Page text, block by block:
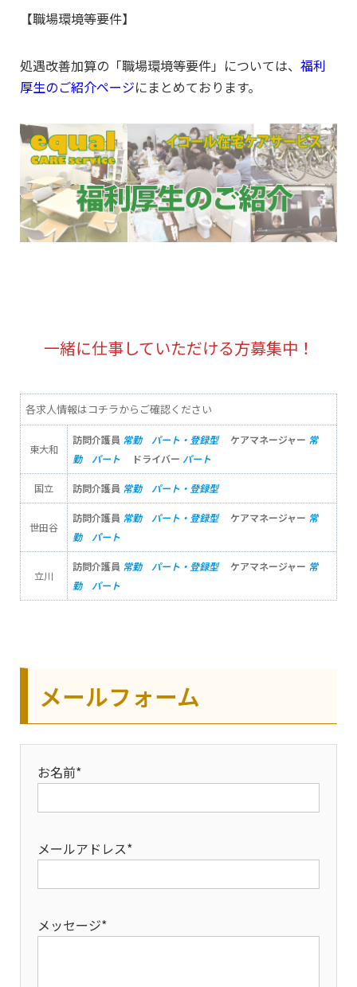
【職場環境等要件】
処遇改善加算の「職場環境等要件」については、 福利
厚生のご紹介ページにまとめております。
一緒に仕事していただける方募集中！
各求人情報はコチラからご確認ください
東大和
訪問介護員 常勤 パート・登録型 ケアマネージャー 常
勤
パート ドライバー パート
国立 訪問介護員 常勤 パート・登録型
世田谷
訪問介護員 常勤 パート・登録型 ケアマネージャー 常
勤
パート
立川
訪問介護員 常勤 パート・登録型 ケアマネージャー 常
勤
パート
メールフォーム
お名前*
メールアドレス*
メッセージ*